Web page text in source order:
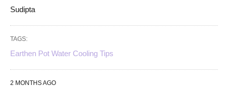
Sudipta
TAGS:
Earthen Pot Water Cooling Tips
2 MONTHS AGO